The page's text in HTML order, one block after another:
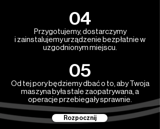
04
Przygotujemy, dostarczymy
i zainstalujemy urządzenie bezpłatnie w
uzgodnionym miejscu.
05
Od tej pory będziemy dbać o to, aby Twoja
maszyna była stale zaopatrywana, a
operacje przebiegały sprawnie.
Rozpocznij